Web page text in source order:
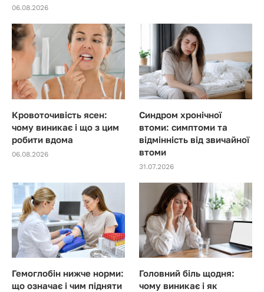
06.08.2026
Кровоточивість ясен:
чому виникає і що з цим
робити вдома
06.08.2026
Синдром хронічної
втоми: симптоми та
відмінність від звичайної
втоми
31.07.2026
Гемоглобін нижче норми:
що означає і чим підняти
Головний біль щодня:
чому виникає і як